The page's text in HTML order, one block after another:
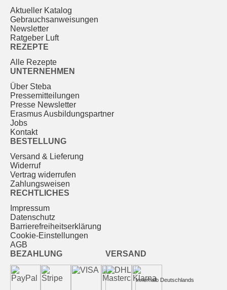
Aktueller Katalog
Gebrauchs­anweisungen
Newsletter
Ratgeber Luft
REZEPTE
Alle Rezepte
UNTERNEHMEN
Über Steba
Pressemitteilungen
Presse Newsletter
Erasmus Ausbildungspartner
Jobs
Kontakt
BESTELLUNG
Versand & Lieferung
Widerruf
Vertrag widerrufen
Zahlungsweisen
RECHTLICHES
Impressum
Datenschutz
Barrierefreiheitserklärung
Cookie-Einstellungen
AGB
BEZAHLUNG
VERSAND
Innerhalb Deutschlands